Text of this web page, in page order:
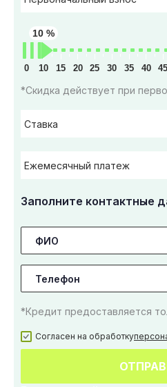
10 %
0 10 15 20 25 30 35 40 45
*Скидка действует при
Ставка
Ежемесячный платеж
Заполните контактные
*Кредит предоставляется
Согласен на обработку